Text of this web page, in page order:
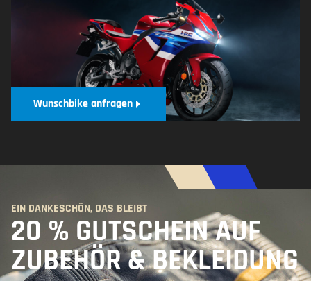
Wunschbike anfragen
EIN DANKESCHÖN, DAS BLEIBT
20 % GUTSCHEIN AUF
ZUBEHÖR & BEKLEIDUNG